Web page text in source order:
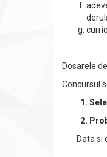
Dosarele
Concursul
1.
2.
Data si